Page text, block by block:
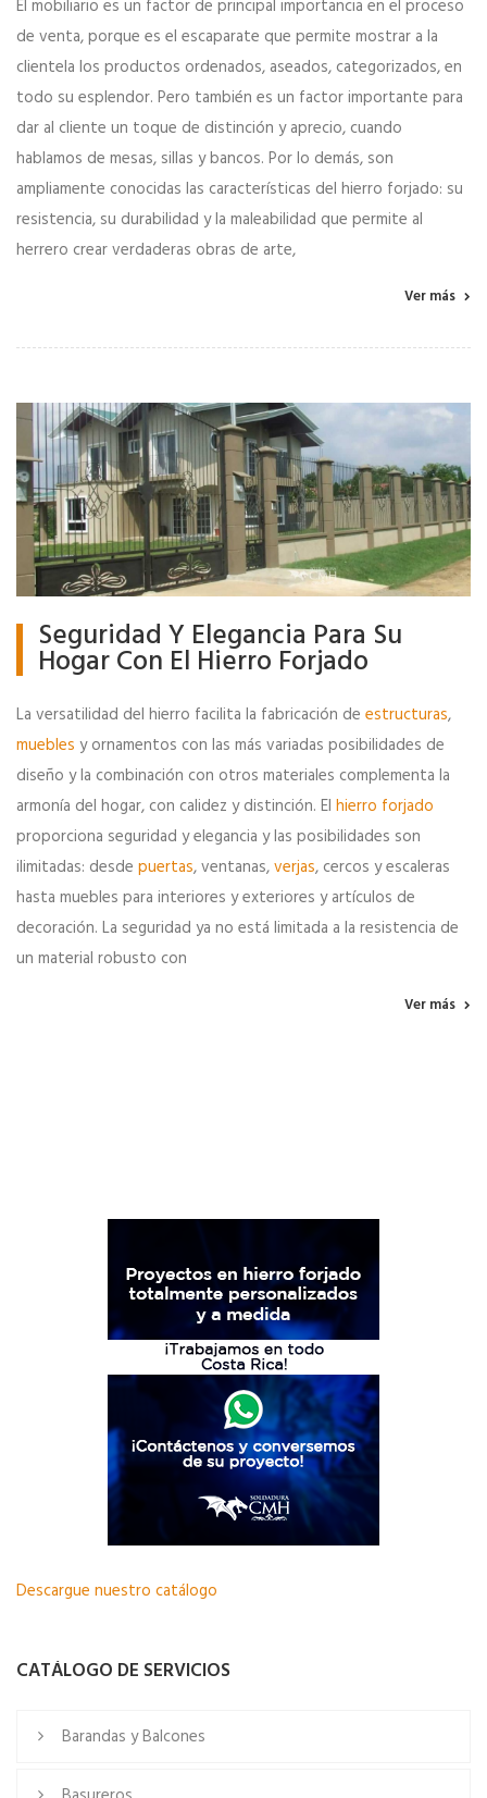
El mobiliario es un factor de principal importancia en el proceso
de venta, porque es el escaparate que permite mostrar a la
clientela los productos ordenados, aseados, categorizados, en
todo su esplendor. Pero también es un factor importante para
dar al cliente un toque de distinción y aprecio, cuando
hablamos de mesas, sillas y bancos. Por lo demás, son
ampliamente conocidas las características del hierro forjado: su
resistencia, su durabilidad y la maleabilidad que permite al
herrero crear verdaderas obras de arte,
Ver más
Seguridad Y Elegancia Para Su
Hogar Con El Hierro Forjado
La versatilidad del hierro facilita la fabricación de estructuras,
muebles y ornamentos con las más variadas posibilidades de
diseño y la combinación con otros materiales complementa la
armonía del hogar, con calidez y distinción. El hierro forjado
proporciona seguridad y elegancia y las posibilidades son
ilimitadas: desde puertas, ventanas,verjas, cercos y escaleras
hasta muebles para interiores y exteriores y artículos de
decoración. La seguridad ya no está limitada a la resistencia de
un material robusto con
Ver más
Descargue nuestro catálogo
CATÁLOGO DE SERVICIOS
Barandas y Balcones